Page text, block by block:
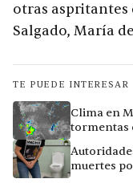
otras aspritantes
Salgado, María
TE PUEDE INTERESAR
Clima en
tormentas
muertes